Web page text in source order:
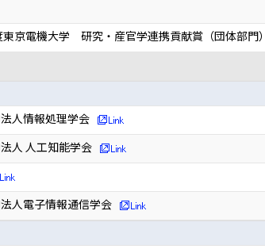
京電機大学 研究・産官学連携貢献賞（団体部門）
人情報処理学会
人 人工知能学会
人電子情報通信学会